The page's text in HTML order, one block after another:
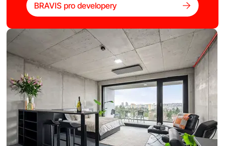
BRAVIS pro developery